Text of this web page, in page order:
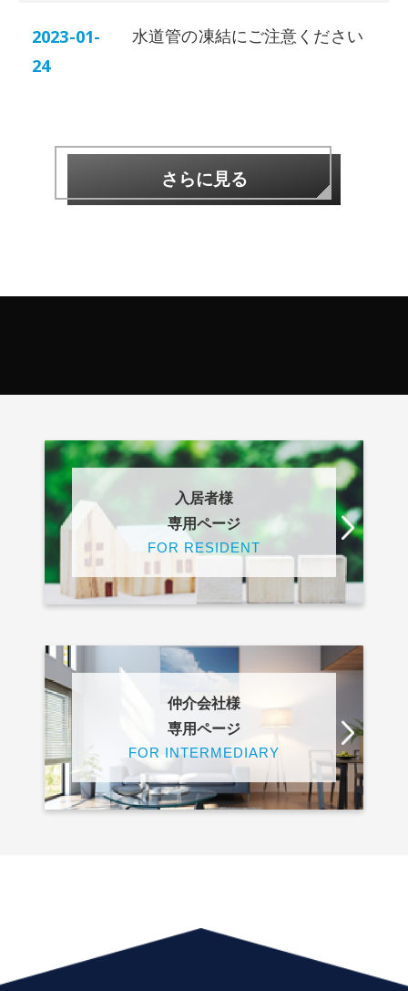
2023-01-
24
水道管の凍結にご注意ください
さらに見る
入居者様
専用ページ
FOR RESIDENT
仲介会社様
専用ページ
FOR INTERMEDIARY